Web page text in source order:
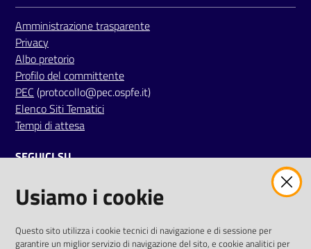
Amministrazione trasparente
Privacy
Albo pretorio
Profilo del committente
PEC (protocollo@pec.ospfe.it)
Elenco Siti Tematici
Tempi di attesa
SEGUICI SU
twitterfacebookyoutube
AREA DIPENDENTI
Usiamo i cookie
Questo sito utilizza i cookie tecnici di navigazione e di sessione per
garantire un miglior servizio di navigazione del sito, e cookie analitici per